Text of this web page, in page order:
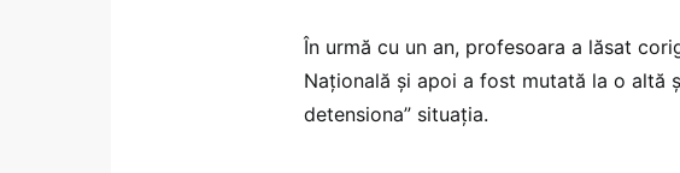
În urmă cu un an, profesoara a lăsat
Națională și apoi a fost mutată la o altă
detensiona” situația.